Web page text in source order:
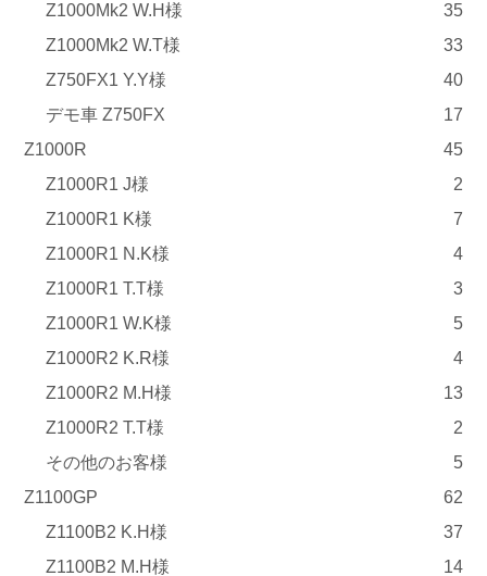
Z1000Mk2 W.H様
35
Z1000Mk2 W.T様
33
Z750FX1 Y.Y様
40
デモ車 Z750FX
17
Z1000R
45
Z1000R1 J様
2
Z1000R1 K様
7
Z1000R1 N.K様
4
Z1000R1 T.T様
3
Z1000R1 W.K様
5
Z1000R2 K.R様
4
Z1000R2 M.H様
13
Z1000R2 T.T様
2
その他のお客様
5
Z1100GP
62
Z1100B2 K.H様
37
Z1100B2 M.H様
14